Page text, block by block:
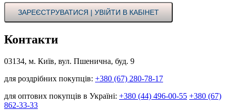
ЗАРЕЄСТРУВАТИСЯ | УВІЙТИ В КАБІНЕТ
Контакти
03134, м. Київ, вул. Пшенична, буд. 9
для роздрібних покупців: +380 (67) 280-78-17
для оптових покупців в Україні: +380 (44) 496-00-55 +380 (67)
862-33-33